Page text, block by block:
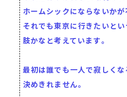
ホームシックにならないかが
それでも東京に行きたいと
肢かなと考えています。
最初は誰でも一人で寂しくな
決めきれません。